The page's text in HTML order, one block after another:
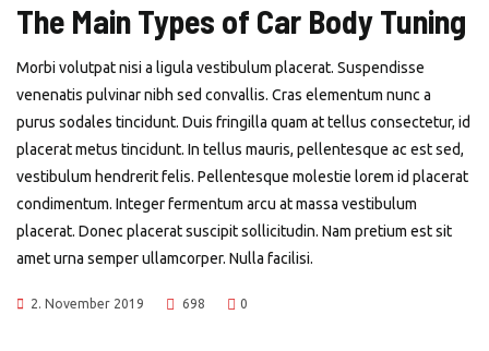
The Main Types of Car Body Tuning
Morbi volutpat nisi a ligula vestibulum placerat. Suspendisse
venenatis pulvinar nibh sed convallis. Cras elementum nunc a
purus sodales tincidunt. Duis fringilla quam at tellus consectetur, id
placerat metus tincidunt. In tellus mauris, pellentesque ac est sed,
vestibulum hendrerit felis. Pellentesque molestie lorem id placerat
condimentum. Integer fermentum arcu at massa vestibulum
placerat. Donec placerat suscipit sollicitudin. Nam pretium est sit
amet urna semper ullamcorper. Nulla facilisi.
2. November 2019 698 0